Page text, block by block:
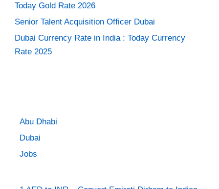
Today Gold Rate 2026
Senior Talent Acquisition Officer Dubai
Dubai Currency Rate in India : Today Currency
Rate 2025
Abu Dhabi
Dubai
Jobs